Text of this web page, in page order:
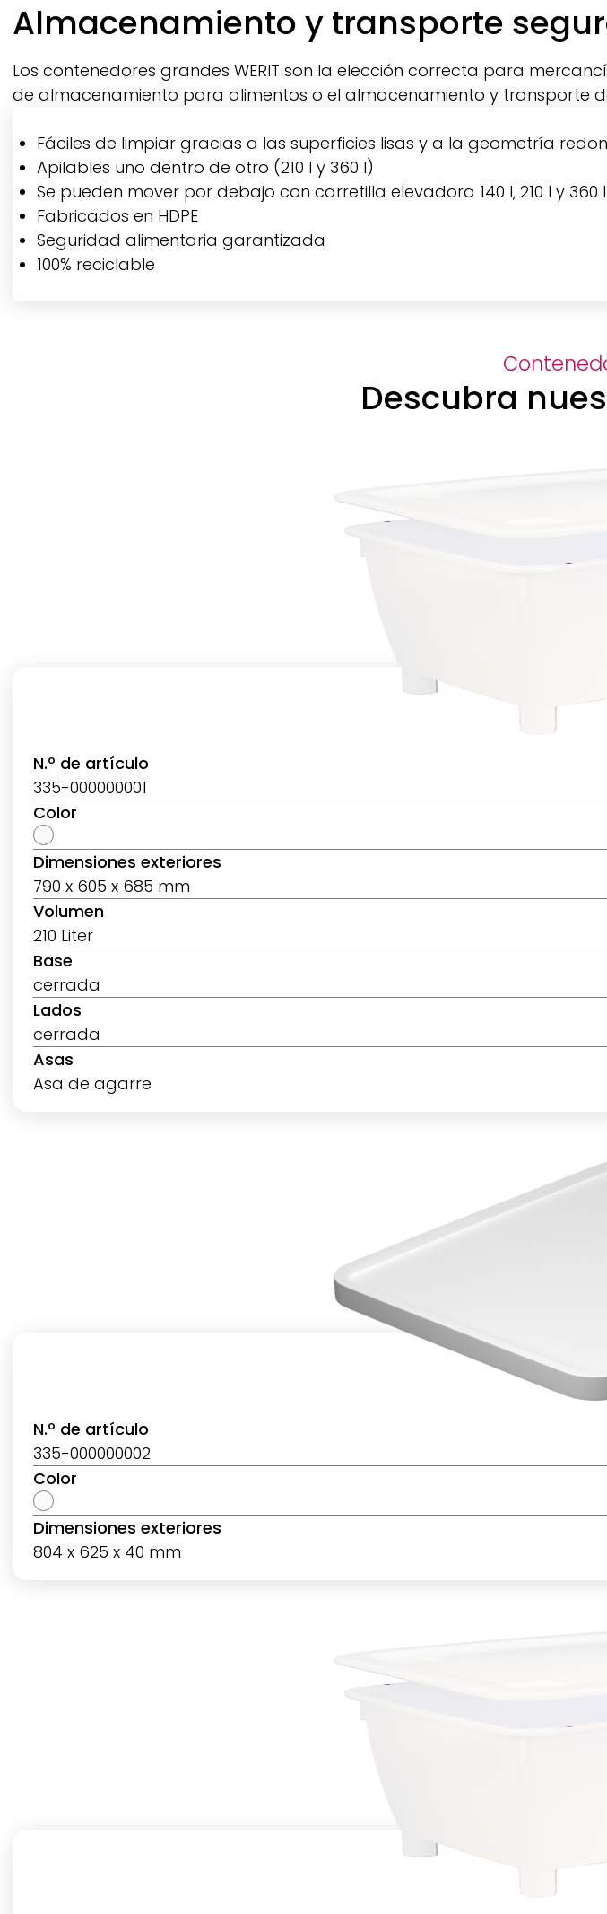
Breadcrumb
Almacenamiento y transporte
Los contenedores grandes WERIT son la elección correcta para
de almacenamiento para alimentos o el almacenamiento y transporte
Fáciles de limpiar gracias a las superficies lisas y a la geometría
Apilables uno dentro de otro (210 l y 360 l)
Se pueden mover por debajo con carretilla elevadora 140 l, 210 l y
Fabricados en HDPE
Seguridad alimentaria garantizada
100% reciclable
Descubra
N.º de artículo
335-000000001
Color
Dimensiones exteriores
790 x 605 x 685 mm
Volumen
210 Liter
Base
cerrada
Lados
cerrada
Asas
Asa de agarre
N.º de artículo
335-000000002
Color
Dimensiones exteriores
804 x 625 x 40 mm